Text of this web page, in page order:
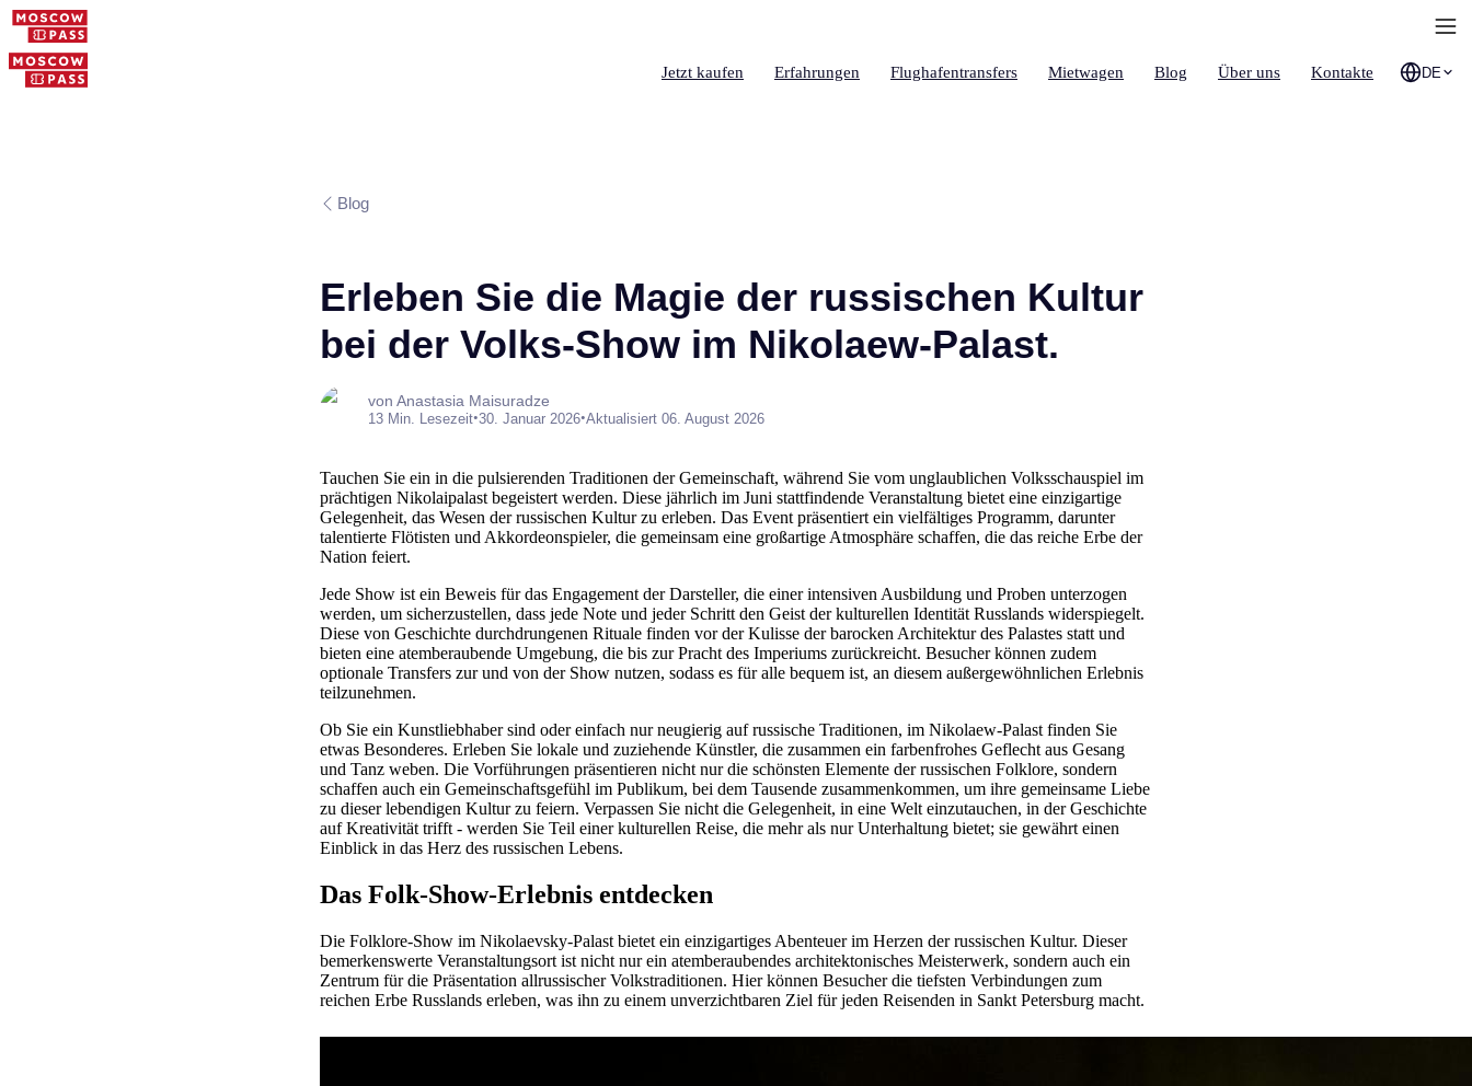
Jetzt kaufen Erfahrungen Flughafentransfers Mietwagen Blog Über uns Kontakte DE
Blog
Erleben Sie die Magie der russischen Kultur
bei der Volks-Show im Nikolaew-Palast.
von Anastasia Maisuradze
13 Min. Lesezeit•30. Januar 2026•Aktualisiert 06. August 2026
Tauchen Sie ein in die pulsierenden Traditionen der Gemeinschaft, während Sie vom unglaublichen Volksschauspiel im
prächtigen Nikolaipalast begeistert werden. Diese jährlich im Juni stattfindende Veranstaltung bietet eine einzigartige
Gelegenheit, das Wesen der russischen Kultur zu erleben. Das Event präsentiert ein vielfältiges Programm, darunter
talentierte Flötisten und Akkordeonspieler, die gemeinsam eine großartige Atmosphäre schaffen, die das reiche Erbe der
Nation feiert.
Jede Show ist ein Beweis für das Engagement der Darsteller, die einer intensiven Ausbildung und Proben unterzogen
werden, um sicherzustellen, dass jede Note und jeder Schritt den Geist der kulturellen Identität Russlands widerspiegelt.
Diese von Geschichte durchdrungenen Rituale finden vor der Kulisse der barocken Architektur des Palastes statt und
bieten eine atemberaubende Umgebung, die bis zur Pracht des Imperiums zurückreicht. Besucher können zudem
optionale Transfers zur und von der Show nutzen, sodass es für alle bequem ist, an diesem außergewöhnlichen Erlebnis
teilzunehmen.
Ob Sie ein Kunstliebhaber sind oder einfach nur neugierig auf russische Traditionen, im Nikolaew-Palast finden Sie
etwas Besonderes. Erleben Sie lokale und zuziehende Künstler, die zusammen ein farbenfrohes Geflecht aus Gesang
und Tanz weben. Die Vorführungen präsentieren nicht nur die schönsten Elemente der russischen Folklore, sondern
schaffen auch ein Gemeinschaftsgefühl im Publikum, bei dem Tausende zusammenkommen, um ihre gemeinsame Liebe
zu dieser lebendigen Kultur zu feiern. Verpassen Sie nicht die Gelegenheit, in eine Welt einzutauchen, in der Geschichte
auf Kreativität trifft - werden Sie Teil einer kulturellen Reise, die mehr als nur Unterhaltung bietet; sie gewährt einen
Einblick in das Herz des russischen Lebens.
Das Folk-Show-Erlebnis entdecken
Die Folklore-Show im Nikolaevsky-Palast bietet ein einzigartiges Abenteuer im Herzen der russischen Kultur. Dieser
bemerkenswerte Veranstaltungsort ist nicht nur ein atemberaubendes architektonisches Meisterwerk, sondern auch ein
Zentrum für die Präsentation allrussischer Volkstraditionen. Hier können Besucher die tiefsten Verbindungen zum
reichen Erbe Russlands erleben, was ihn zu einem unverzichtbaren Ziel für jeden Reisenden in Sankt Petersburg macht.